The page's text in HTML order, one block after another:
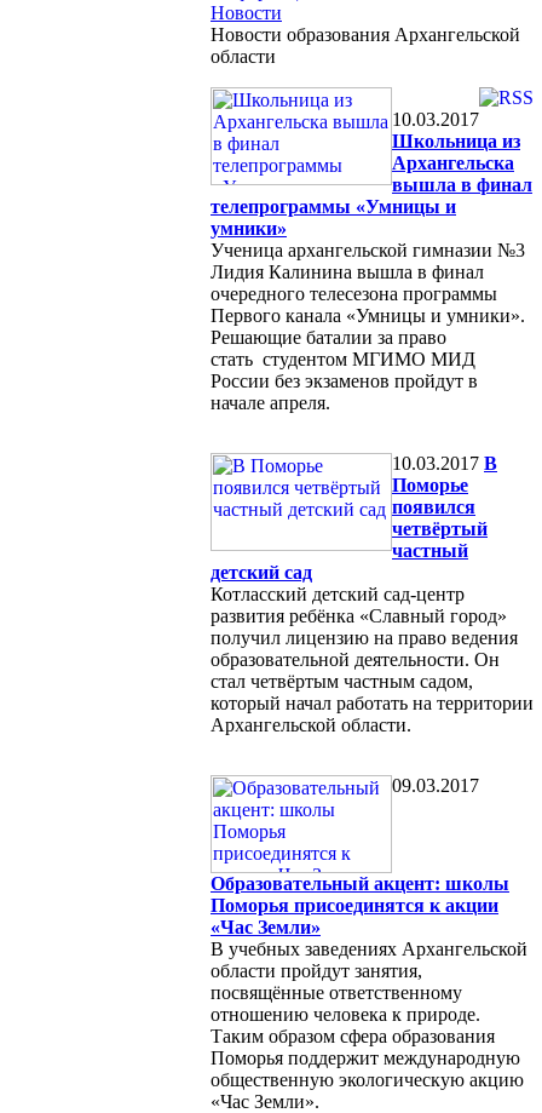
Новости
Новости образования Архангельской
области
10.03.2017
Школьница из
Архангельска
вышла в финал
телепрограммы «Умницы и
умники»
Ученица архангельской гимназии №3
Лидия Калинина вышла в финал
очередного телесезона программы
Первого канала «Умницы и умники».
Решающие баталии за право
стать студентом МГИМО МИД
России без экзаменов пройдут в
начале апреля.
10.03.2017 В
Поморье
появился
четвёртый
частный
детский сад
Котласский детский сад-центр
развития ребёнка «Славный город»
получил лицензию на право ведения
образовательной деятельности. Он
стал четвёртым частным садом,
который начал работать на территории
Архангельской области.
09.03.2017
Образовательный акцент: школы
Поморья присоединятся к акции
«Час Земли»
В учебных заведениях Архангельской
области пройдут занятия,
посвящённые ответственному
отношению человека к природе.
Таким образом сфера образования
Поморья поддержит международную
общественную экологическую акцию
«Час Земли».